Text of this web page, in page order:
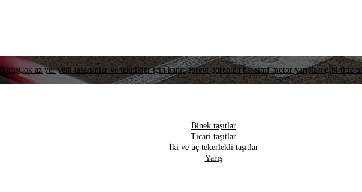
YarışÇok az yer yeni tasarımlar ve teknikler için kanıt görevi gören en üst sınıf motor yarışları gibi titiz
Binek taşıtlar
Ticari taşıtlar
İki ve üç tekerlekli taşıtlar
Yarış